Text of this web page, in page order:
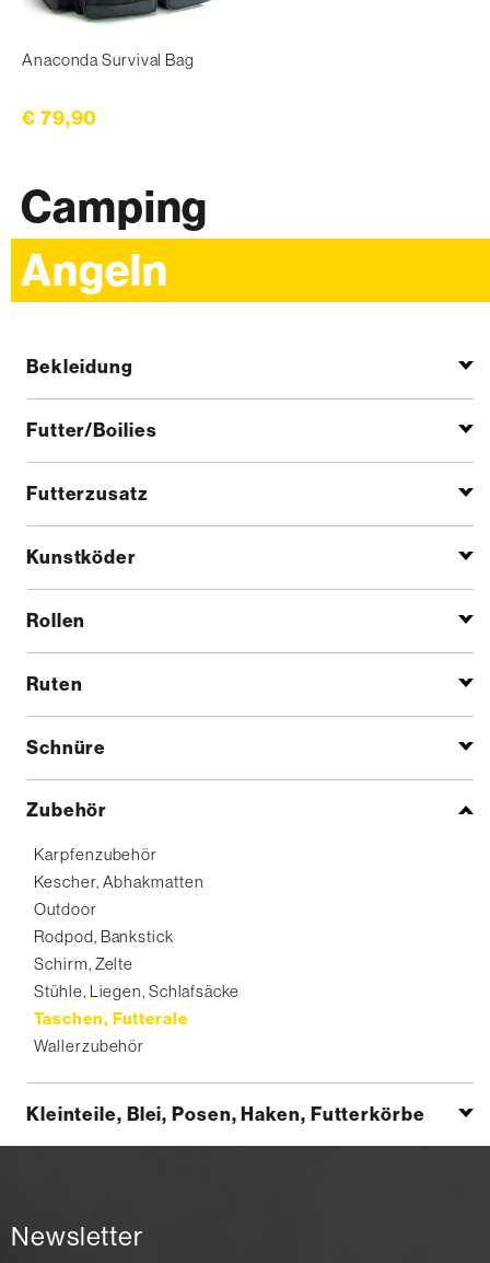
Anaconda Survival Bag
€ 79,90
Camping
Angeln
Bekleidung
Futter/Boilies
Futterzusatz
Kunstköder
Rollen
Ruten
Schnüre
Zubehör
Karpfenzubehör
Kescher, Abhakmatten
Outdoor
Rodpod, Bankstick
Schirm, Zelte
Stühle, Liegen, Schlafsäcke
Taschen, Futterale
Wallerzubehör
Kleinteile, Blei, Posen, Haken, Futterkörbe
Newsletter